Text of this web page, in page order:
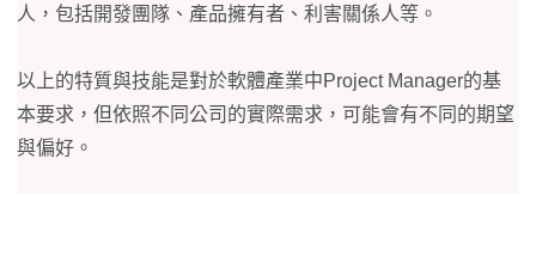
人，包括開發團隊、產品擁有者、利害關係人等。
以上的特質與技能是對於軟體產業中Project Manager的基
本要求，但依照不同公司的實際需求，可能會有不同的期望
與偏好。